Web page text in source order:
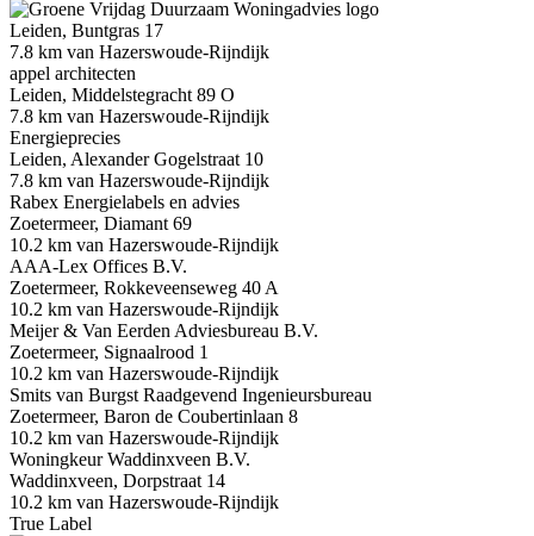
Leiden, Buntgras 17
7.8 km van Hazerswoude-Rijndijk
appel architecten
Leiden, Middelstegracht 89 O
7.8 km van Hazerswoude-Rijndijk
Energieprecies
Leiden, Alexander Gogelstraat 10
7.8 km van Hazerswoude-Rijndijk
Rabex Energielabels en advies
Zoetermeer, Diamant 69
10.2 km van Hazerswoude-Rijndijk
AAA-Lex Offices B.V.
Zoetermeer, Rokkeveenseweg 40 A
10.2 km van Hazerswoude-Rijndijk
Meijer & Van Eerden Adviesbureau B.V.
Zoetermeer, Signaalrood 1
10.2 km van Hazerswoude-Rijndijk
Smits van Burgst Raadgevend Ingenieursbureau
Zoetermeer, Baron de Coubertinlaan 8
10.2 km van Hazerswoude-Rijndijk
Woningkeur Waddinxveen B.V.
Waddinxveen, Dorpstraat 14
10.2 km van Hazerswoude-Rijndijk
True Label